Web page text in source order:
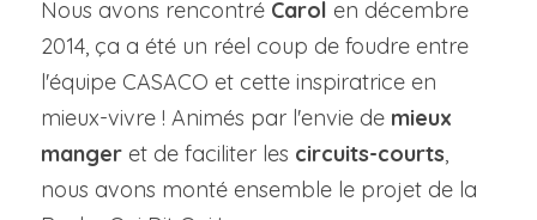
Rechercher
Visitez l'espace
Nous avons rencontré Carol en décembre
2014, ça a été un réel coup de foudre entre
l'équipe CASACO et cette inspiratrice en
mieux-vivre ! Animés par l'envie de mieux
manger et de faciliter les circuits-courts,
nous avons monté ensemble le projet de la